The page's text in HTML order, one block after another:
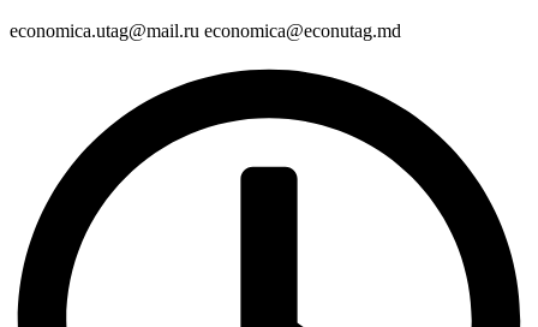
economica.utag@mail.ru economica@econutag.md